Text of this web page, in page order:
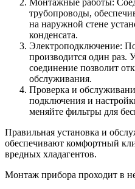
Монтажные работы:
трубопроводы,
на наружной стене
конденсата.
Электроподключение:
производится один раз.
соединение позволит
обслуживания.
Проверка и
подключения и
меняйте фильтры для
Правильная установка и
обеспечивают комфортный
вредных хладагентов.
Монтаж прибора проходит в